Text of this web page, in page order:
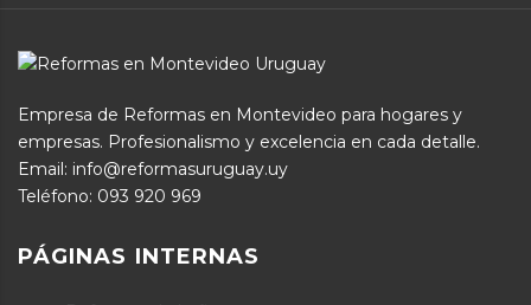
Empresa de Reformas en Montevideo para hogares y
empresas. Profesionalismo y excelencia en cada detalle.
Email: info@reformasuruguay.uy
Teléfono: 093 920 969
PÁGINAS INTERNAS